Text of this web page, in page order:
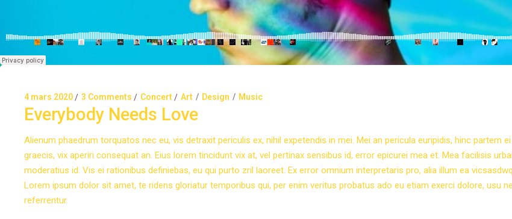
4 mars 2020 3 Comments Concert Art Design Music
Everybody Needs Love
Alienum phaedrum torquatos nec eu, vis detraxit periculis ex, nihil expetendis in mei. Mei an pericula euripidis, hinc partem
graecis, vix aperiri consequat an. Eius lorem tincidunt vix at, vel pertinax sensibus id, error epicurei mea et. Mea facilisis
moderatius id. Vis ei rationibus definiebas, eu qui purto zril laoreet. Ex error omnium interpretaris pro, alia illum ea
Lorem ipsum dolor sit amet, te ridens gloriatur temporibus qui, per enim veritus probatus ado eu etiam exerci dolore, usu
referrentur.